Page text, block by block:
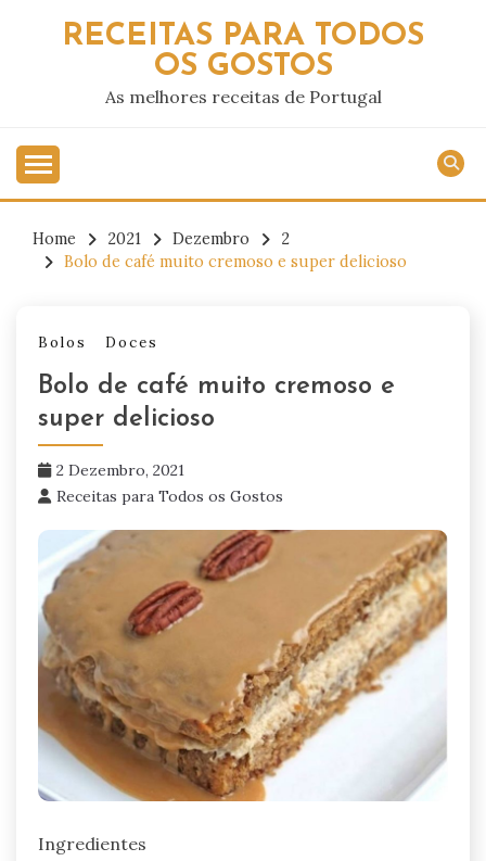
RECEITAS PARA TODOS
OS GOSTOS
As melhores receitas de Portugal
Home 2021 Dezembro
2
Bolo de café muito cremoso e super delicioso
Bolos Doces
Bolo de café muito cremoso e
super delicioso
2 Dezembro, 2021
Receitas para Todos os Gostos
Ingredientes